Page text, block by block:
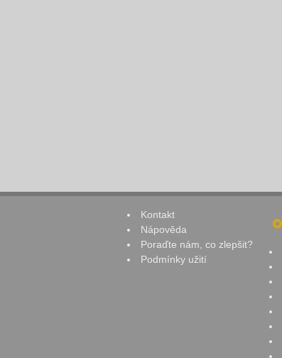
Kontakt
Nápověda
Poraďte nám, co zlepšit?
Podmínky užití